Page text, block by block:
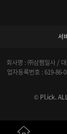
서
회사명 : ㈜삼쩜일사 /
업자등록번호 : 619-86-
© Pl.ick.